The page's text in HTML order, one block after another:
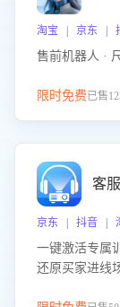
淘宝 | 京东 |
售前机器人 ·
限时免费已售
客
京东 | 抖音 |
一键激活专属
还原买家进线